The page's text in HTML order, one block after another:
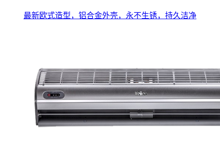
最新欧式造型，铝合金外壳，永不生锈，持久洁净